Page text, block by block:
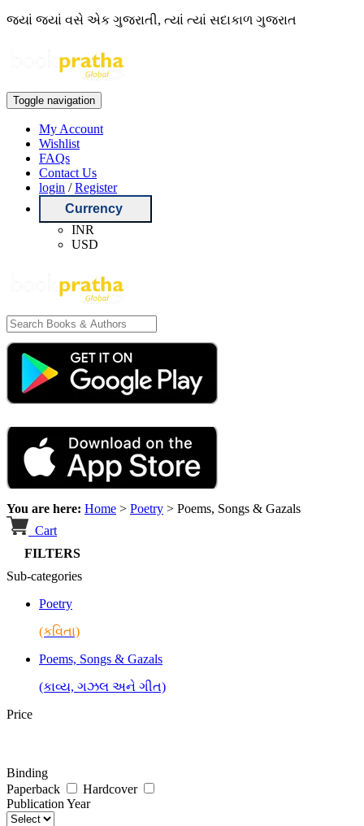
જ્યાં જ્યાં વસે એક ગુજરાતી, ત્યાં ત્યાં સદાકાળ ગુજરાત
Toggle navigation
My Account
Wishlist
FAQs
Contact Us
login /Register
Currency
INR
USD
You are here: Home > Poetry > Poems, Songs & Gazals
Cart
FILTERS
Sub-categories
Poetry
(કવિતા)
Poems, Songs & Gazals
(કાવ્ય, ગઝલ અને ગીત)
Price
Binding
Paperback
Hardcover
Publication Year